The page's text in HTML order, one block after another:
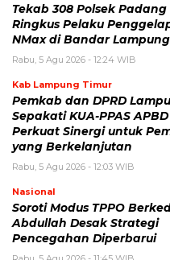
Tekab 308 Polsek Padang
Ringkus Pelaku
NMax di Bandar Lampung
Rabu, 5 Agu 2026 - 12:24 WIB
Kab Lampung Timur
Pemkab dan DPRD
Sepakati KUA-PPAS APBD
Perkuat Sinergi untuk
yang Berkelanjutan
Rabu, 5 Agu 2026 - 12:03 WIB
Nasional
Soroti Modus TPPO
Abdullah Desak Strategi
Pencegahan Diperbarui